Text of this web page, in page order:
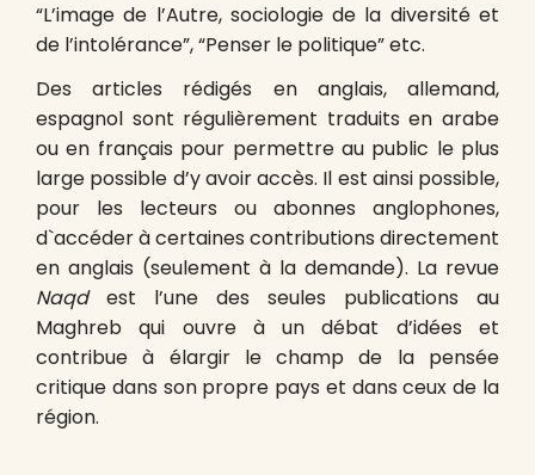
“L’image de l’Autre, sociologie de la diversité et
de l’intolérance”, “Penser le politique” etc.
Des articles rédigés en anglais, allemand,
espagnol sont régulièrement traduits en arabe
ou en français pour permettre au public le plus
large possible d’y avoir accès. Il est ainsi possible,
pour les lecteurs ou abonnes anglophones,
d`accéder à certaines contributions directement
en anglais (seulement à la demande). La revue
Naqdest l’une des seules publications au
Maghreb qui ouvre à un débat d’idées et
contribue à élargir le champ de la pensée
critique dans son propre pays et dans ceux de la
région.